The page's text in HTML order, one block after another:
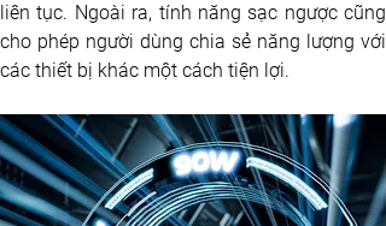
liên tục. Ngoài ra, tính năng sạc ngược cũng
cho phép người dùng chia sẻ năng lượng với
các thiết bị khác một cách tiện lợi.